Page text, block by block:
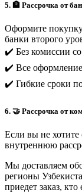
5. 🏦 Рассрочка от
Оформите
банки второго
✔️ Без комиссии
✔️ Все
✔️ Гибкие сроки
6. 🤝 Рассрочка от
Если вы не
внутреннюю
Мы доставляем
регионы
приедет заказ, кто